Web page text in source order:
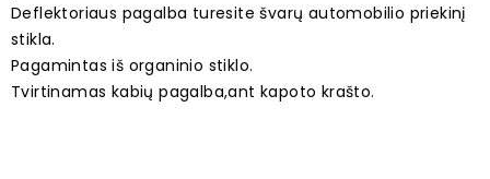
Deflektoriaus pagalba turesite švarų automobilio priekinį
stikla.
Pagamintas iš organinio stiklo.
Tvirtinamas kabių pagalba,ant kapoto krašto.